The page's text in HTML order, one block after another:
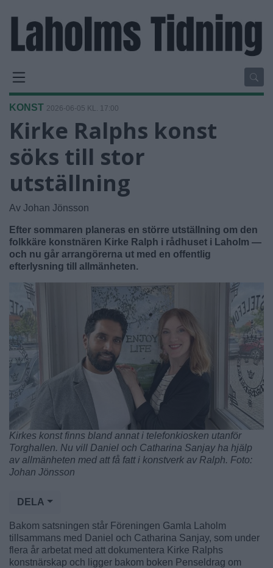
KONST 2026-06-05 KL. 17:00
Kirke Ralphs konst
söks till stor
utställning
Av Johan Jönsson
Efter sommaren planeras en större utställning om den
folkkäre konstnären Kirke Ralph i rådhuset i Laholm —
och nu går arrangörerna ut med en offentlig
efterlysning till allmänheten.
Kirkes konst finns bland annat i telefonkiosken utanför
Torghallen. Nu vill Daniel och Catharina Sanjay ha hjälp
av allmänheten med att få fatt i konstverk av Ralph. Foto:
Johan Jönsson
DELA
Bakom satsningen står Föreningen Gamla Laholm
tillsammans med Daniel och Catharina Sanjay, som under
flera år arbetat med att dokumentera Kirke Ralphs
konstnärskap och ligger bakom boken Penseldrag om